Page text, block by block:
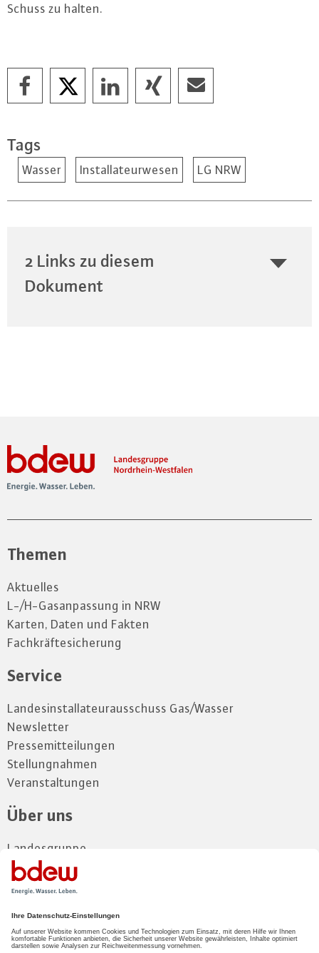
Schuss zu halten.
Tags
Wasser Installateurwesen LG NRW
2 Links zu diesem
Dokument
Themen
Aktuelles
L-/H-Gasanpassung in NRW
Karten, Daten und Fakten
Fachkräftesicherung
Service
Landesinstallateurausschuss Gas/Wasser
Newsletter
Pressemitteilungen
Stellungnahmen
Veranstaltungen
Über uns
Landesgruppe
Vorstand
Gremien
Zum Mitgliederbereich